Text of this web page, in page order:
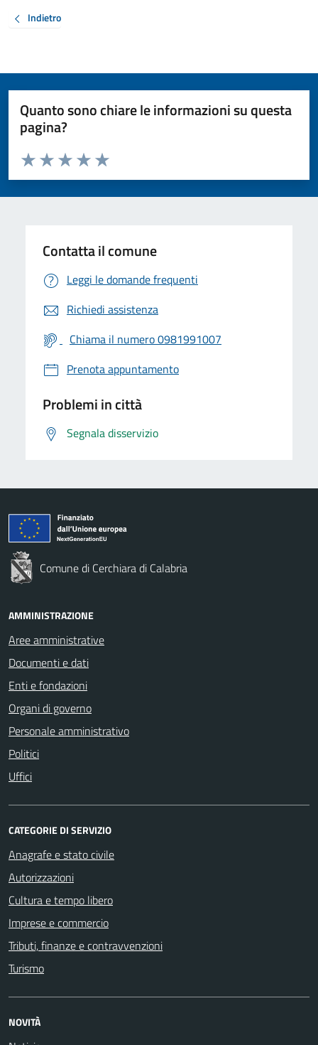
Indietro
Quanto sono chiare le informazioni su questa
pagina?
Valuta da 1 a 5 stelle la pagina
Valuta 5 stelle su 5
Valuta 4 stelle su 5
Valuta 3 stelle su 5
Valuta 2 stelle su 5
Valuta 1 stelle su 5
Contatta il comune
Leggi le domande frequenti
Richiedi assistenza
Chiama il numero 0981991007
Prenota appuntamento
Problemi in città
Segnala disservizio
Comune di Cerchiara di Calabria
AMMINISTRAZIONE
Aree amministrative
Documenti e dati
Enti e fondazioni
Organi di governo
Personale amministrativo
Politici
Uffici
CATEGORIE DI SERVIZIO
Anagrafe e stato civile
Autorizzazioni
Cultura e tempo libero
Imprese e commercio
Tributi, finanze e contravvenzioni
Turismo
NOVITÀ